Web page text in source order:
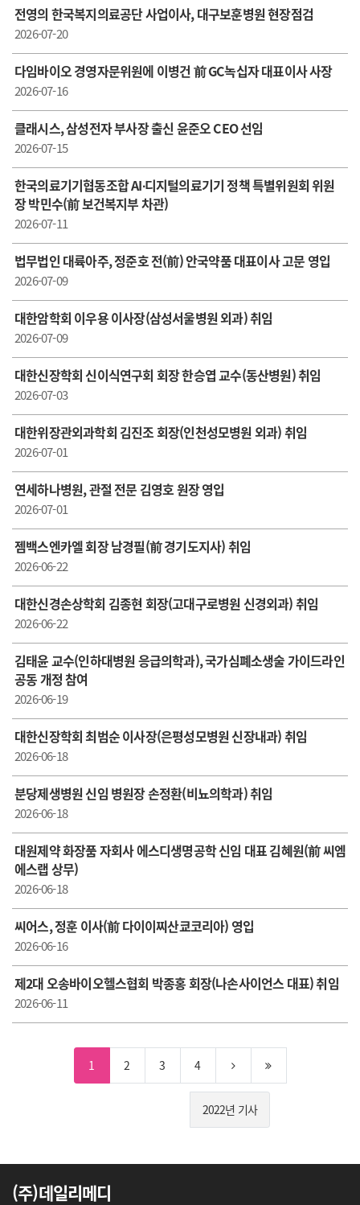
전영의 한국복지의료공단 사업이사, 대구보훈병원 현장점검
2026-07-20
다임바이오 경영자문위원에 이병건 前 GC녹십자 대표이사 사장
2026-07-16
클래시스, 삼성전자 부사장 출신 윤준오 CEO 선임
2026-07-15
한국의료기기협동조합 AI∙디지털의료기기 정책 특별위원회 위원
장 박민수(前 보건복지부 차관)
2026-07-11
법무법인 대륙아주, 정준호 전(前) 안국약품 대표이사 고문 영입
2026-07-09
대한암학회 이우용 이사장(삼성서울병원 외과) 취임
2026-07-09
대한신장학회 신이식연구회 회장 한승엽 교수(동산병원) 취임
2026-07-03
대한위장관외과학회 김진조 회장(인천성모병원 외과) 취임
2026-07-01
연세하나병원, 관절 전문 김영호 원장 영입
2026-07-01
젬백스엔카엘 회장 남경필(前 경기도지사) 취임
2026-06-22
대한신경손상학회 김종현 회장(고대구로병원 신경외과) 취임
2026-06-22
김태윤 교수(인하대병원 응급의학과), 국가심폐소생술 가이드라인
공동 개정 참여
2026-06-19
대한신장학회 최범순 이사장(은평성모병원 신장내과) 취임
2026-06-18
분당제생병원 신임 병원장 손정환(비뇨의학과) 취임
2026-06-18
대원제약 화장품 자회사 에스디생명공학 신임 대표 김혜원(前 씨엠
에스랩 상무)
2026-06-18
씨어스, 정훈 이사(前 다이이찌산쿄코리아) 영입
2026-06-16
제2대 오송바이오헬스협회 박종홍 회장(나손사이언스 대표) 취임
2026-06-11
1 2 3 4
2022년 기사
(주)데일리메디